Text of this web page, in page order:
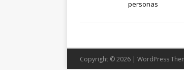
personas
Copyright © 2026 | WordPress